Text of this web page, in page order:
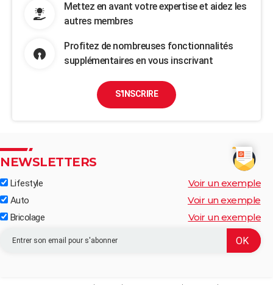
Mettez en avant votre expertise et aidez les
autres membres
Profitez de nombreuses fonctionnalités
supplémentaires en vous inscrivant
S'INSCRIRE
NEWSLETTERS
Lifestyle Voir un exemple
Auto Voir un exemple
Bricolage Voir un exemple